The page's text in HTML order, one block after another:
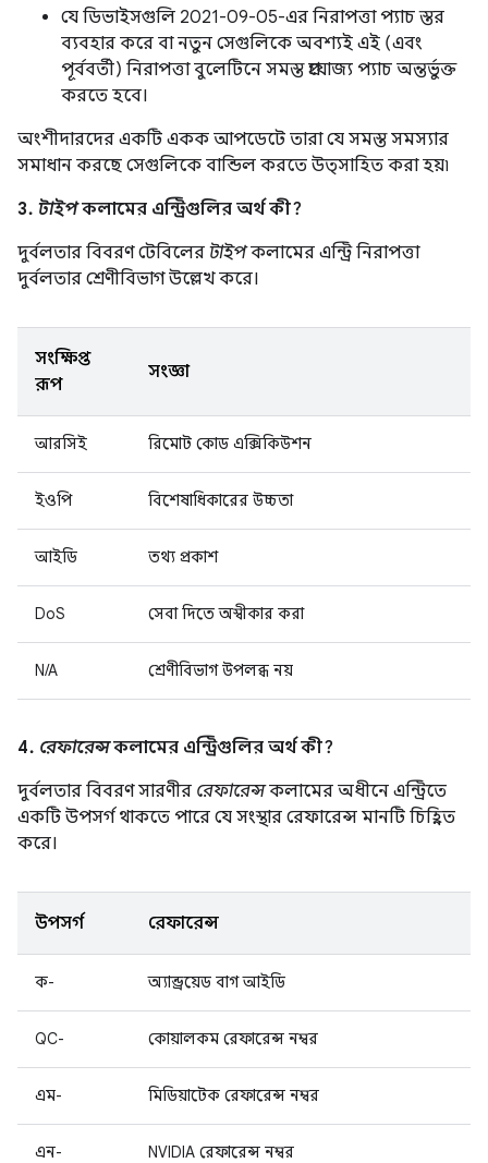
যে ডিভাইসগুলি 2021-09-05-এর নিরাপত্তা প্যাচ স্তর
ব্যবহার করে বা নতুন সেগুলিকে অবশ্যই এই (এবং
পূর্ববর্তী) নিরাপত্তা বুলেটিনে সমস্ত প্রযোজ্য প্যাচ অন্তর্ভুক্ত
করতে হবে।
অংশীদারদের একটি একক আপডেটে তারা যে সমস্ত সমস্যার
সমাধান করছে সেগুলিকে বান্ডিল করতে উত্সাহিত করা হয়৷
3. টাইপকলামের এন্ট্রিগুলির অর্থ কী?
দুর্বলতার বিবরণ টেবিলের টাইপকলামের এন্ট্রি নিরাপত্তা
দুর্বলতার শ্রেণীবিভাগ উল্লেখ করে।
সংক্ষিপ্ত
রূপ
সংজ্ঞা
আরসিই রিমোট কোড এক্সিকিউশন
ইওপি বিশেষাধিকারের উচ্চতা
আইডি তথ্য প্রকাশ
DoS সেবা দিতে অস্বীকার করা
N/A শ্রেণীবিভাগ উপলব্ধ নয়
4. রেফারেন্সকলামের এন্ট্রিগুলির অর্থ কী?
দুর্বলতার বিবরণ সারণীর রেফারেন্সকলামের অধীনে এন্ট্রিতে
একটি উপসর্গ থাকতে পারে যে সংস্থার রেফারেন্স মানটি চিহ্নিত
করে।
উপসর্গ রেফারেন্স
ক- অ্যান্ড্রয়েড বাগ আইডি
QC- কোয়ালকম রেফারেন্স নম্বর
এম- মিডিয়াটেক রেফারেন্স নম্বর
এন- NVIDIA রেফারেন্স নম্বর